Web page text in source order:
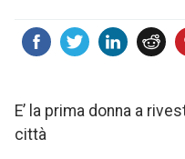
E’ la prima donna a
città